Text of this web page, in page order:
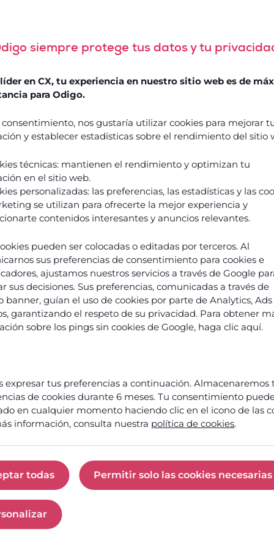
siempre protege tus datos y tu
en CX, tu experiencia en nuestro sitio web es de
para Odigo.
nos gustaría utilizar cookies para mejorar
y establecer estadísticas sobre el rendimiento del sitio
técnicas: mantienen el rendimiento y optimizan tu
en el sitio web.
personalizadas: las preferencias, las estadísticas y las
se utilizan para ofrecerte la mejor experiencia y
contenidos interesantes y anuncios relevantes.
pueden ser colocadas o editadas por terceros. Al
sus preferencias de consentimiento para cookies e
ajustamos nuestros servicios a través de Google
sus decisiones. Sus preferencias, comunicadas a través de
banner, guían el uso de cookies por parte de Analytics,
garantizando el respeto de su privacidad. Para obtener
sobre los pings sin cookies de Google, haga clic aquí.
expresar tus preferencias a continuación. Almacenaremos
de cookies durante 6 meses. Tu consentimiento
en cualquier momento haciendo clic en el icono de las
información, consulta nuestra política de cookies.
todas
Aceptar todas
Permitir solo las cookies necesarias
Permitir solo las
Personalizar
Success
Guides
&
blancs
Blogs
Podcasts
Comment
AI
réinvente
client
et
vos
équipes
?
Découvrir
À
et
et
Prêt
à
faire
de
contact
un
moteur
de